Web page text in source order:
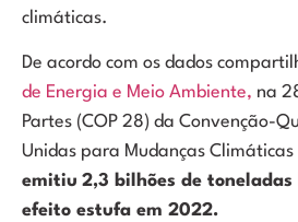
climáticas.
De acordo com os dados
de Energia e Meio Ambiente, na
Partes (COP 28) da Convenção-
Unidas para Mudanças Climáticas
emitiu 2,3 bilhões de
efeito estufa em 2022.